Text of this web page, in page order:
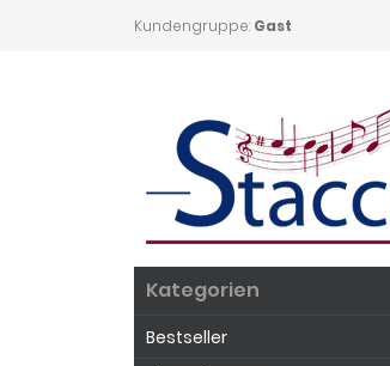
Kundengruppe: Gast
Kategorien
Bestseller